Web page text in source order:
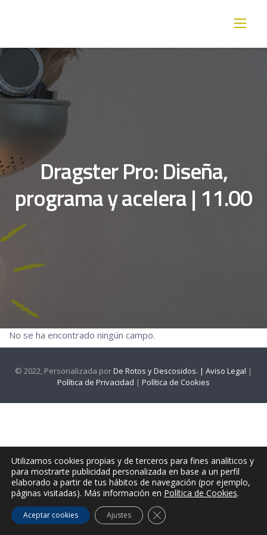
Dragster Pro: Diseña,
programa y acelera | 11.00
No se ha encontrado ningún campo.
© 2022, Personalizada porDe Rotos y Descosidos. | Aviso Legal |
Política de Privacidad | Política de Cookies
Utilizamos cookies propias y de terceros para fines analíticos y
para mostrarte publicidad personalizada en base a un perfil
elaborado a partir de tus hábitos de navegación (por ejemplo,
páginas visitadas). Más información en Política de Cookies.
Aceptar cookies Ajustes CERRAR EL BANNER DE